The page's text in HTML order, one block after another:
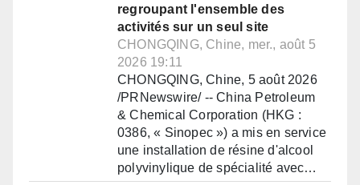
regroupant l'ensemble des
activités sur un seul site
CHONGQING, Chine, mer., août 5
2026 19:11
CHONGQING, Chine, 5 août 2026
/PRNewswire/ -- China Petroleum
& Chemical Corporation (HKG :
0386, « Sinopec ») a mis en service
une installation de résine d'alcool
polyvinylique de spécialité avec…